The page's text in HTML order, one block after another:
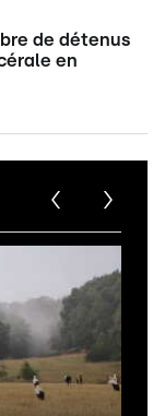
de détenus
en